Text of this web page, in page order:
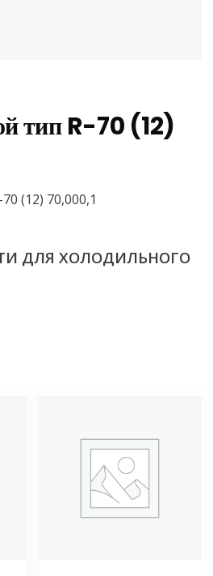
тип R-70 (12)
(12) 70,000,1
ДЛЯ ХОЛОДИЛЬНОГО